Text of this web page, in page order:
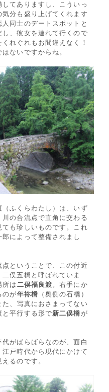
てありますし、こういっ
分も盛り上げてくれます
同士のデートスポットと
し、彼女を連れて行くので
れぐれもお間違えなく！
ないですからね。
ふくらわたし）は、いず
の合流点で直角に交わる
も珍しいものです。これ
によって整備されまし
ということで、この付近
俣五橋と呼ばれていま
所は 二俣福良渡。右手にか
のが年祢橋 （奥側の石橋）
た、写真におさまってない
と平行する形で新二俣橋 が
がばらばらなのが、面白
戸時代から現代にかけて
るのです。